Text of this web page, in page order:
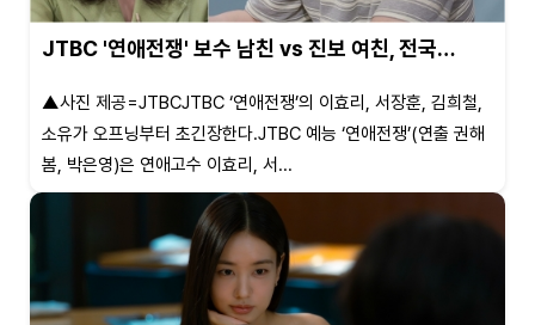
JTBC '연애전쟁' 보수 남친 vs 진보 여친, 전국…
▲사진 제공=JTBCJTBC ‘연애전쟁’의 이효리, 서장훈, 김희철,
소유가 오프닝부터 초긴장한다.JTBC 예능 ‘연애전쟁’(연출 권해
봄, 박은영)은 연애고수 이효리, 서...